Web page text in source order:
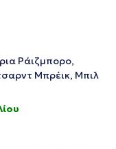
Ράιζμπορο,
Μπρέικ, Μπιλ